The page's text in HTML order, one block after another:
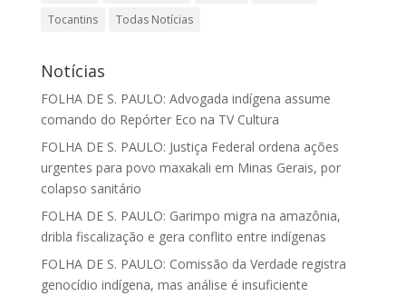
Tocantins
Todas Notícias
Notícias
FOLHA DE S. PAULO: Advogada indígena assume
comando do Repórter Eco na TV Cultura
FOLHA DE S. PAULO: Justiça Federal ordena ações
urgentes para povo maxakali em Minas Gerais, por
colapso sanitário
FOLHA DE S. PAULO: Garimpo migra na amazônia,
dribla fiscalização e gera conflito entre indígenas
FOLHA DE S. PAULO: Comissão da Verdade registra
genocídio indígena, mas análise é insuficiente